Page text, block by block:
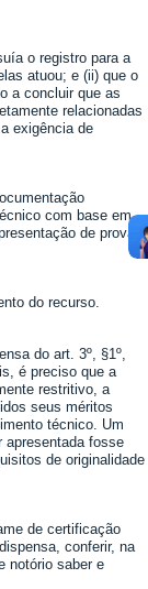
o registro para a
atuou; e (ii) que o
a concluir que as
relacionadas
exigência de
com base em
de provas,
do recurso.
do art. 3º, §1º,
é preciso que a
restritivo, a
seus méritos
técnico. Um
apresentada fosse
de originalidade
de certificação
conferir, na
notório saber e